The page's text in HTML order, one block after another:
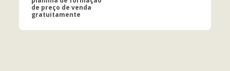
de preço de venda
gratuitamente